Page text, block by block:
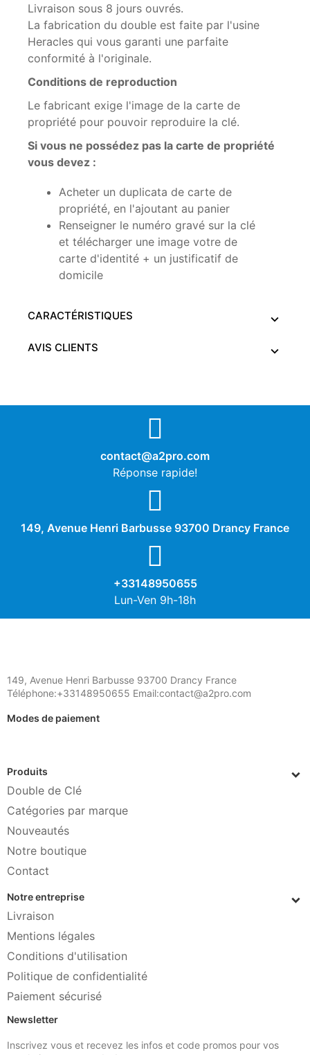
Livraison sous 8 jours ouvrés.
La fabrication du double est faite par l'usine
Heracles qui vous garanti une parfaite
conformité à l'originale.
Conditions de reproduction
Le fabricant exige l'image de la carte de
propriété pour pouvoir reproduire la clé.
Si vous ne possédez pas la carte de propriété
vous devez :
Acheter un duplicata de carte de
propriété, en l'ajoutant au panier
Renseigner le numéro gravé sur la clé
et télécharger une image votre de
carte d'identité + un justificatif de
domicile
CARACTÉRISTIQUES
AVIS CLIENTS
contact@a2pro.com
Réponse rapide!
149, Avenue Henri Barbusse 93700 Drancy France
+33148950655
Lun-Ven 9h-18h
149, Avenue Henri Barbusse 93700 Drancy France
Téléphone:+33148950655 Email:contact@a2pro.com
Modes de paiement
Produits
Double de Clé
Catégories par marque
Nouveautés
Notre boutique
Contact
Notre entreprise
Livraison
Mentions légales
Conditions d'utilisation
Politique de confidentialité
Paiement sécurisé
Newsletter
Inscrivez vous et recevez les infos et code promos pour vos